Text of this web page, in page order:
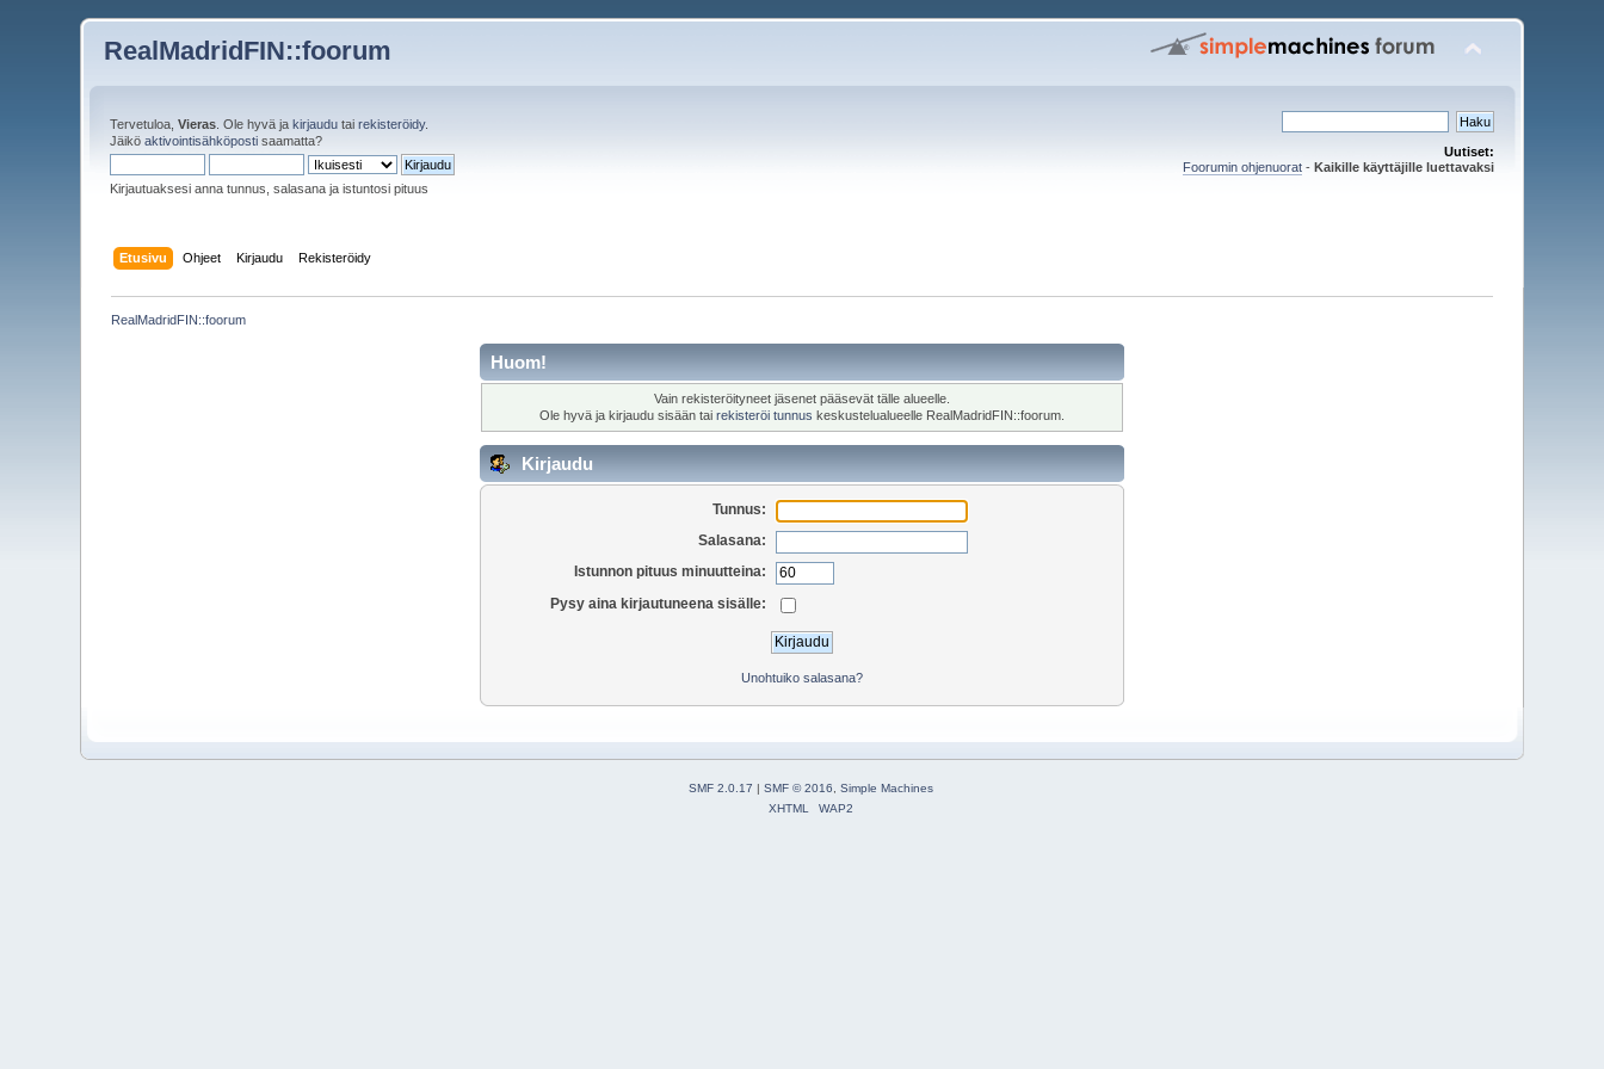
RealMadridFIN::foorum
Tervetuloa,Vieras . Ole hyvä jakirjaudu tairekisteröidy.
Jäiköaktivointisähköposti saamatta?
Kirjautuaksesi anna tunnus, salasana ja istuntosi pituus
Uutiset:
Foorumin ohjenuorat- Kaikille käyttäjille luettavaksi
Etusivu Ohjeet Kirjaudu Rekisteröidy
RealMadridFIN::foorum
Huom!
Vain rekisteröityneet jäsenet pääsevät tälle alueelle.
Ole hyvä ja kirjaudu sisään tai rekisteröi tunnus keskustelualueelle RealMadridFIN::foorum.
Kirjaudu
Tunnus:
Salasana:
Istunnon pituus minuutteina:
Pysy aina kirjautuneena sisälle:
Unohtuiko salasana?
SMF 2.0.17 | SMF © 2016
Simple Machines
XHTML
WAP2